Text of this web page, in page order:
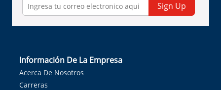
Sign Up
Información De La Empresa
Acerca De Nosotros
Carreras